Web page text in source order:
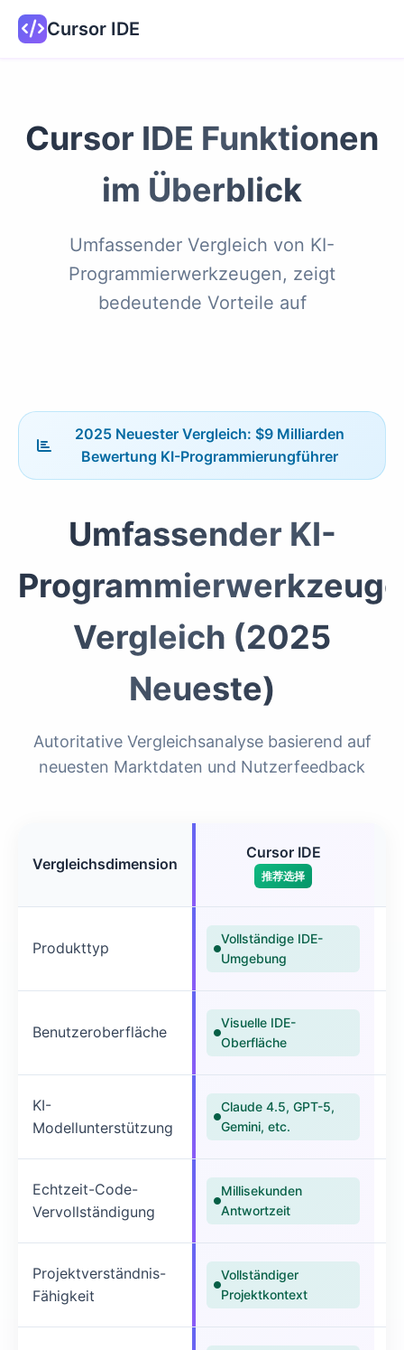
Cursor IDE
Cursor IDE Funktionen
im Überblick
Umfassender Vergleich von KI-
Programmierwerkzeugen, zeigt
bedeutende Vorteile auf
2025 Neuester Vergleich: $9 Milliarden
Bewertung KI-Programmierungführer
Umfassender KI-
Programmierwerkzeuge
Vergleich (2025
Neueste)
Autoritative Vergleichsanalyse basierend auf
neuesten Marktdaten und Nutzerfeedback
Vergleichsdimension
Cursor IDE
推荐选择
Produkttyp
Vollständige IDE-
Umgebung
Benutzeroberfläche
Visuelle IDE-
Oberfläche
KI-
Modellunterstützung
Claude 4.5, GPT-5,
Gemini, etc.
Echtzeit-Code-
Vervollständigung
Millisekunden
Antwortzeit
Projektverständnis-
Fähigkeit
Vollständiger
Projektkontext